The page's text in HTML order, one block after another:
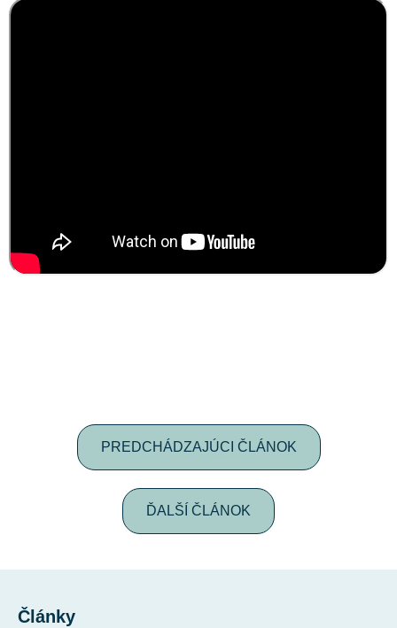
PREDCHÁDZAJÚCI ČLÁNOK
ĎALŠÍ ČLÁNOK
Články